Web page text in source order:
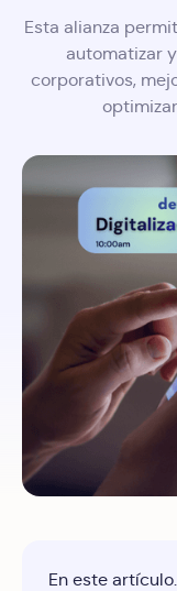
Esta alianza
automatizar
corporativos,
En este